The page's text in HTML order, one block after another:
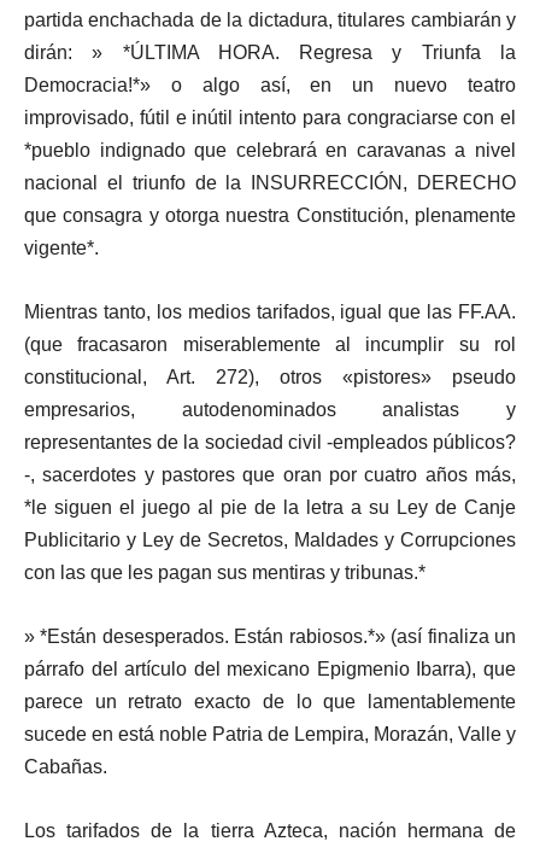
partida enchachada de la dictadura, titulares cambiarán y
dirán: » *ÚLTIMA HORA. Regresa y Triunfa la
Democracia!*» o algo así, en un nuevo teatro
improvisado, fútil e inútil intento para congraciarse con el
*pueblo indignado que celebrará en caravanas a nivel
nacional el triunfo de la INSURRECCIÓN, DERECHO
que consagra y otorga nuestra Constitución, plenamente
vigente*.
Mientras tanto, los medios tarifados, igual que las FF.AA.
(que fracasaron miserablemente al incumplir su rol
constitucional, Art. 272), otros «pistores» pseudo
empresarios, autodenominados analistas y
representantes de la sociedad civil -empleados públicos?
-, sacerdotes y pastores que oran por cuatro años más,
*le siguen el juego al pie de la letra a su Ley de Canje
Publicitario y Ley de Secretos, Maldades y Corrupciones
con las que les pagan sus mentiras y tribunas.*
» *Están desesperados. Están rabiosos.*» (así finaliza un
párrafo del artículo del mexicano Epigmenio Ibarra), que
parece un retrato exacto de lo que lamentablemente
sucede en está noble Patria de Lempira, Morazán, Valle y
Cabañas.
Los tarifados de la tierra Azteca, nación hermana de